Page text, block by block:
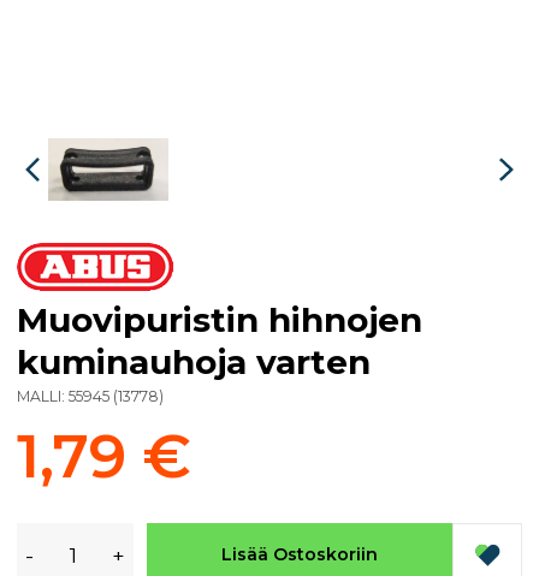
Muovipuristin hihnojen
kuminauhoja varten
MALLI: 55945 (13778)
1,79 €
- + Lisää Ostoskoriin